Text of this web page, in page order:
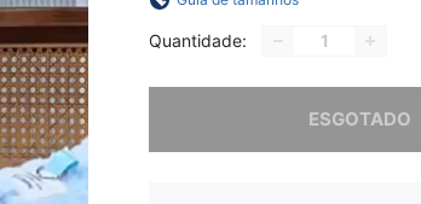
Quantidade:
ESGOTADO